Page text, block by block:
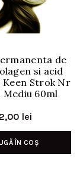
de
si acid
Strok Nr
Mediu 60ml
lei
ÎN COȘ